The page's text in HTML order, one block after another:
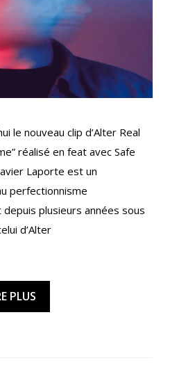
le nouveau clip d’Alter Real
réalisé en feat avec Safe
Laporte est un
perfectionnisme
plusieurs années sous
d’Alter
PLUS